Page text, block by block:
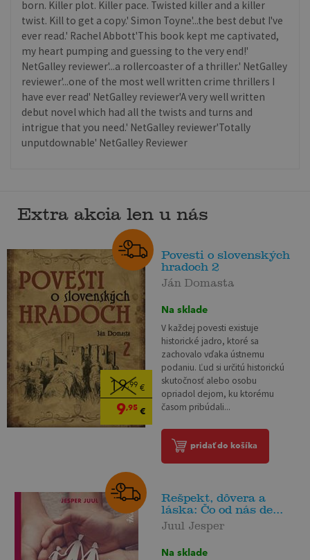
born. Killer plot. Killer pace. Twisted killer and a killer
twist. Kill to get a copy.' Simon Toyne'...the best debut I've
ever read.' Rachel Abbott'This book kept me captivated,
my heart pumping and guessing to the very end!'
NetGalley reviewer'...a rollercoaster of a thriller.' NetGalley
reviewer'...one of the most well written crime thrillers I
have ever read' NetGalley reviewer'A very well written
debut novel which had all the twists and turns and
intrigue that you need.' NetGalley reviewer'Totally
unputdownable' NetGalley Reviewer
Extra akcia len u nás
19,99 €
9,95€
Povesti o slovenských
hradoch 2
Ján Domasta
Na sklade
V každej povesti existuje
historické jadro, ktoré sa
zachovalo vďaka ústnemu
podaniu. Ľud si určitú historickú
skutočnosť alebo osobu
opriadol dejom, ku ktorému
časom pribúdali...
pridať do košíka
Rešpekt, dôvera a
láska: Čo od nás de...
Juul Jesper
Na sklade